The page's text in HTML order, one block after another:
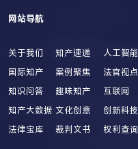
网站导航
关于我们 知产速递 人工智能
国际知产
案例聚焦 法官视点
知识问答
趣味知产 互联网
知产大数据 文化创意 创新科技
法律宝库
裁判文书 权利查询